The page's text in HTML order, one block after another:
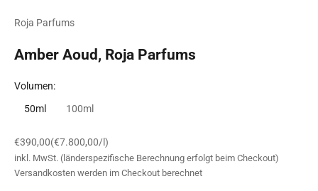
Roja Parfums
Amber Aoud, Roja Parfums
Volumen:
50ml
100ml
Angebot
€390,00(€7.800,00/l)
inkl. MwSt. (länderspezifische Berechnung erfolgt beim Checkout)
Versandkosten werden im Checkout berechnet